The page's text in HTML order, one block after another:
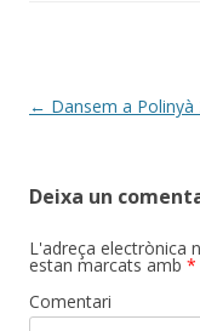
k
Post
← Dansem a Polinyà
Deixa un
L'adreça electrònica
estan marcats amb *
Comentari